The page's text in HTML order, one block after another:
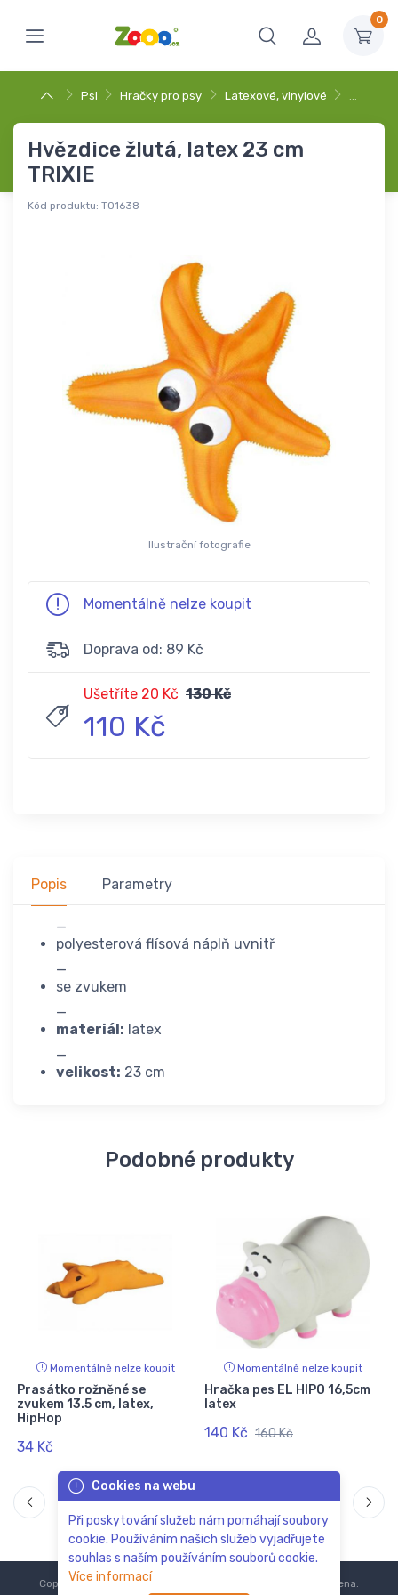
0
Psi Hračky pro psy Latexové, vinylové …
Hvězdice žlutá, latex 23 cm
TRIXIE
Kód produktu: T01638
Ilustrační fotografie
Momentálně nelze koupit
Doprava od: 89 Kč
Ušetříte 20 Kč 130 Kč
110 Kč
Popis Parametry
_
polyesterová flísová náplň uvnitř
_
se zvukem
_
materiál: latex
_
velikost: 23 cm
Podobné produkty
Momentálně nelze koupit
Prasátko rožněné se
zvukem 13.5 cm, latex,
HipHop
34 Kč
Momentálně nelze koupit
Hračka pes EL HIPO 16,5cm
latex
140 Kč 160 Kč
Cookies na webu
Při poskytování služeb nám pomáhají soubory
cookie. Používáním našich služeb vyjadřujete
souhlas s naším používáním souborů cookie.
Více informací
Copyright © 2018-2024 Všechna práva vyhrazena.